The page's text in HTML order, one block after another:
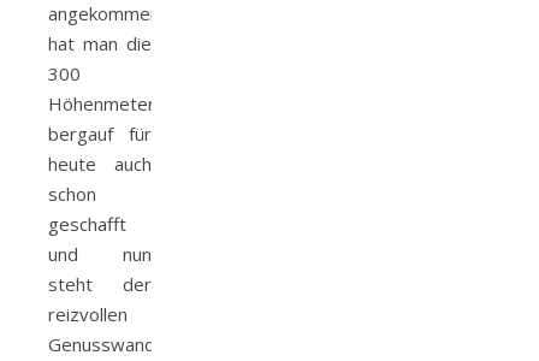
angekommen
hat man die
300
Höhenmeter
bergauf für
heute auch
schon
geschafft
und nun
steht der
reizvollen
Genusswanderung